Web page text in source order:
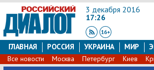
3 декабря 2016
17:26
ГЛАВНАЯ РОССИЯ УКРАИНА МИР
Все новости Москва Петербург Киев